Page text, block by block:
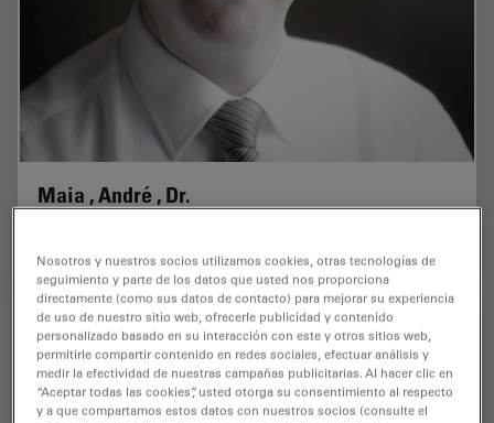
Maia , André , Dr.
Nosotros y nuestros socios utilizamos cookies, otras tecnologías de
seguimiento y parte de los datos que usted nos proporciona
directamente (como sus datos de contacto) para mejorar su experiencia
de uso de nuestro sitio web, ofrecerle publicidad y contenido
personalizado basado en su interacción con este y otros sitios web,
permitirle compartir contenido en redes sociales, efectuar análisis y
medir la efectividad de nuestras campañas publicitarias. Al hacer clic en
“Aceptar todas las cookies”, usted otorga su consentimiento al respecto
y a que compartamos estos datos con nuestros socios (consulte el